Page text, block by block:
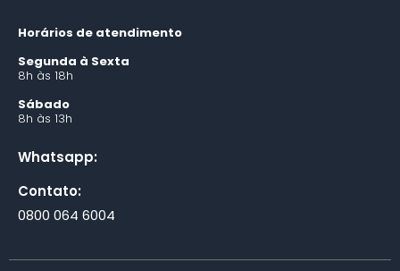
Horários de atendimento
Segunda à Sexta
8h às 18h
Sábado
8h às 13h
Whatsapp:
Contato:
0800 064 6004